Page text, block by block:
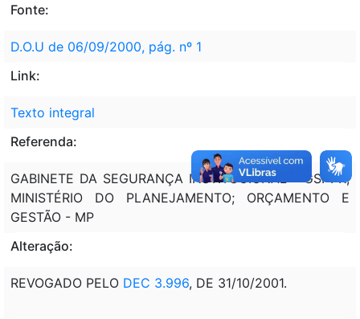
Fonte:
D.O.U de 06/09/2000, pág. nº 1
Link:
Texto integral
Referenda:
GABINETE DA SEGURANÇA INSTITUCIONAL - GSI-PR;
MINISTÉRIO DO PLANEJAMENTO; ORÇAMENTO E
GESTÃO - MP
Alteração:
REVOGADO PELO DEC 3.996, DE 31/10/2001.